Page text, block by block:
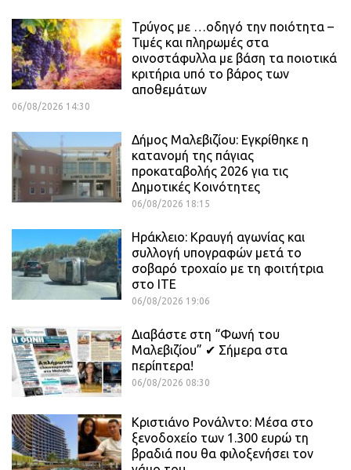
Τρύγος με …οδηγό την ποιότητα –
Τιμές και πληρωμές στα
οινοστάφυλλα με βάση τα ποιοτικά
κριτήρια υπό το βάρος των
αποθεμάτων
06/08/2026 14:30
Δήμος Μαλεβιζίου: Εγκρίθηκε η
κατανομή της πάγιας
προκαταβολής 2026 για τις
Δημοτικές Κοινότητες
06/08/2026 18:15
Ηράκλειο: Κραυγή αγωνίας και
συλλογή υπογραφών μετά το
σοβαρό τροχαίο με τη φοιτήτρια
στο ΙΤΕ
06/08/2026 19:06
Διαβάστε στη “Φωνή του
Μαλεβιζίου” ✔ Σήμερα στα
περίπτερα!
06/08/2026 08:30
Κριστιάνο Ρονάλντο: Μέσα στο
ξενοδοχείο των 1.300 ευρώ τη
βραδιά που θα φιλοξενήσει τον